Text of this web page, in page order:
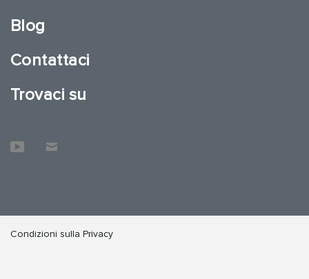
Blog
Contattaci
Trovaci su
Condizioni sulla Privacy